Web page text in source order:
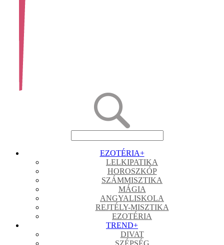
EZOTÉRIA+
LELKIPATIKA
HOROSZKÓP
SZÁMMISZTIKA
MÁGIA
ANGYALISKOLA
REJTÉLY-MISZTIKA
EZOTÉRIA
TREND+
DIVAT
SZÉPSÉG